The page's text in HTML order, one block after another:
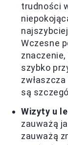
trudności
Wczesne
znaczenie,
szybko
są
Wizyty u
zauważą
zauważą